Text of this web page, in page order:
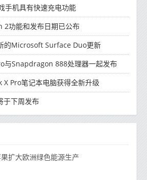
手机具有快速充电功能
2功能和发布日期已公布
的Microsoft Surface Duo更新
与Snapdragon 888处理器一起发布
X Pro笔记本电脑获得全新升级
于下周发布
扩大欧洲绿色能源生产